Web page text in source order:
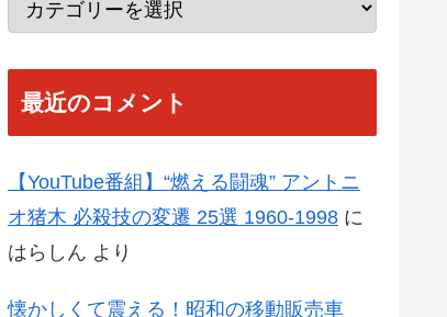
最近のコメント
【YouTube番組】“燃える闘魂” アントニ
オ猪木 必殺技の変遷 25選 1960-1998 に
はらしん より
懐かしくて震える！昭和の移動販売車